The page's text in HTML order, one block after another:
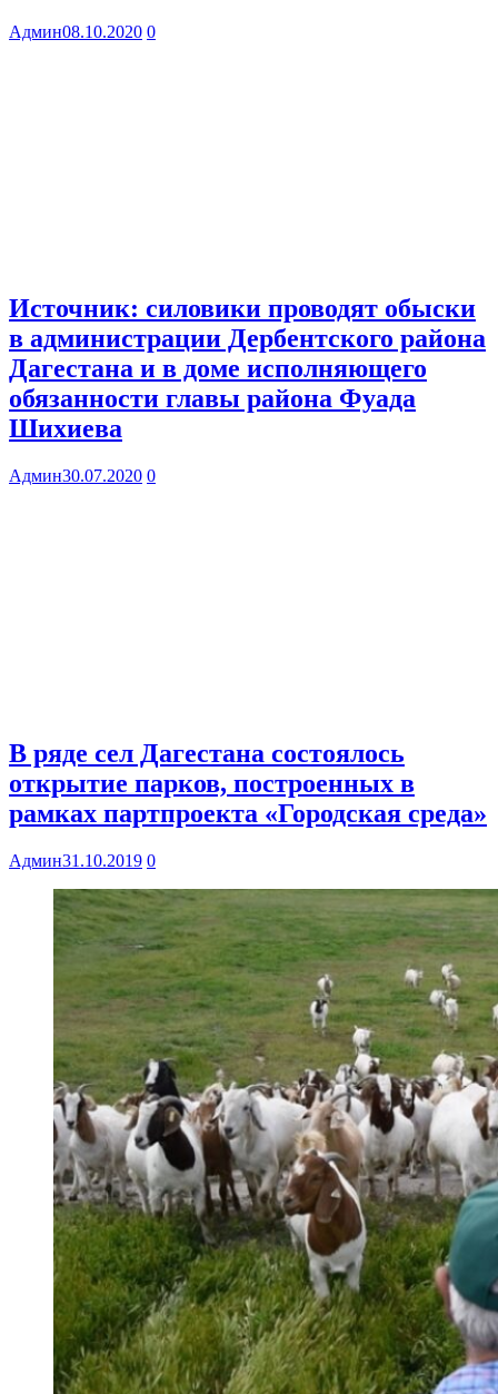
Админ08.10.2020 0
Источник: силовики проводят обыски
в администрации Дербентского района
Дагестана и в доме исполняющего
обязанности главы района Фуада
Шихиева
Админ30.07.2020 0
В ряде сел Дагестана состоялось
открытие парков, построенных в
рамках партпроекта «Городская среда»
Админ31.10.2019 0